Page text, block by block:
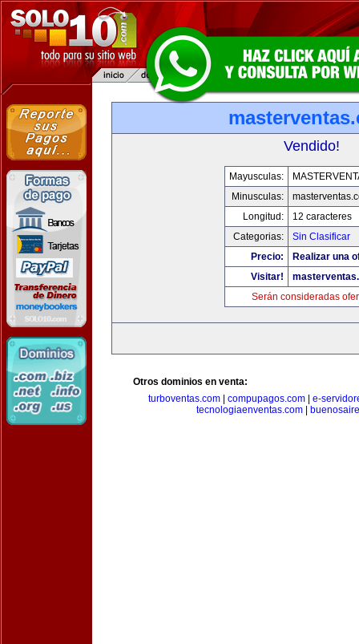
Vendido!
Mayusculas:
Minusculas:
Longitud:
12 caracteres
Categorias:
Sin Clasificar
Precio:
Realizar una
Visitar!
Serán consideradas
Otros dominios en venta:
turboventas.com| compupagos.com| e-
tecnologiaenventas.com|